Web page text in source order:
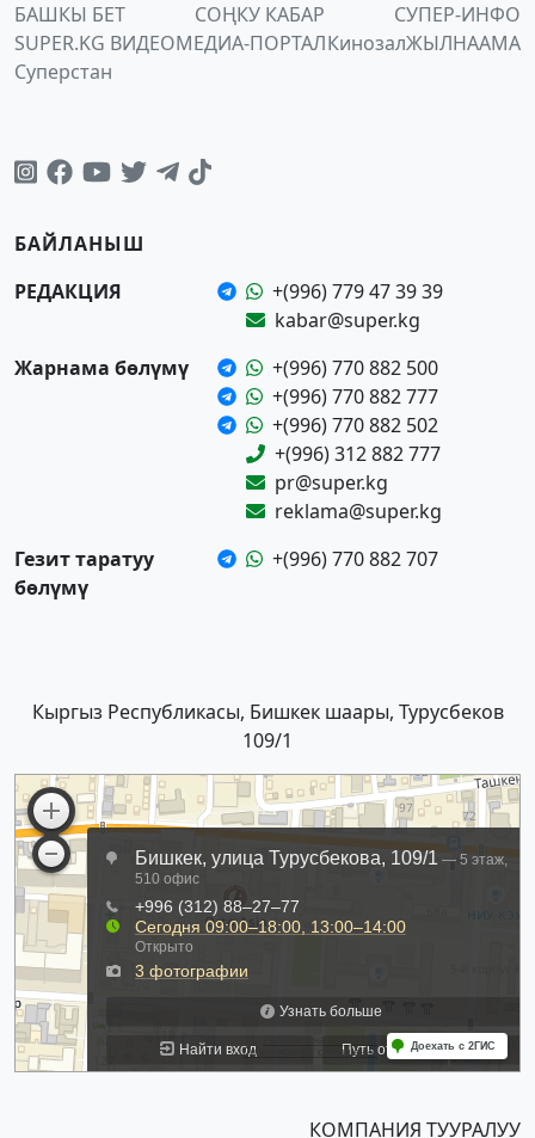
БАШКЫ БЕТ СОҢКУ КАБАР
СУПЕР-ИНФО
SUPER.KG ВИДЕОМЕДИА-ПОРТАЛКинозалЖЫЛНААМА
Суперстан
БАЙЛАНЫШ
РЕДАКЦИЯ
+(996) 779 47 39 39
kabar@super.kg
Жарнама бөлүмү
+(996) 770 882 500
+(996) 770 882 777
+(996) 770 882 502
+(996) 312 882 777
pr@super.kg
reklama@super.kg
Гезит таратуу
бөлүмү
+(996) 770 882 707
Кыргыз Республикасы, Бишкек шаары, Турусбеков
109/1
КОМПАНИЯ ТУУРАЛУУ